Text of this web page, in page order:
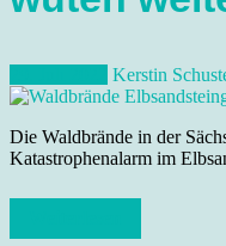
Kerstin
Die Waldbrände in der
Katastrophenalarm im